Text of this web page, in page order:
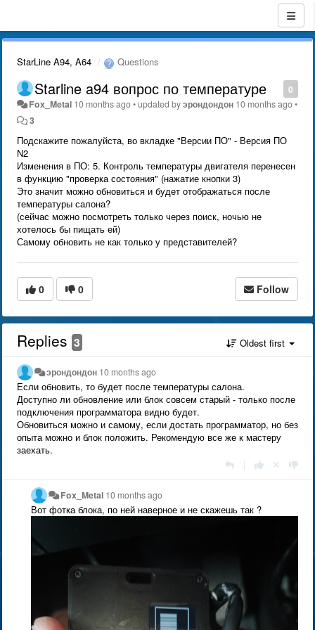
StarLine A94, A64 Questions
0
Starline a94 вопрос по температуре
Fox_Metal 10 months ago•updated byэрондондон 10 months ago•
3
Подскажите пожалуйста, во вкладке "Версии ПО" - Версия ПО
N2
Изменения в ПО: 5. Контроль температуры двигателя перенесен
в функцию "проверка состояния" (нажатие кнопки 3)
Это значит можно обновиться и будет отображаться после
температуры салона?
(сейчас можно посмотреть только через поиск, ночью не
хотелось бы пищать ей)
Самому обновить не как только у представителей?
0 0 Follow
Replies 3 Oldest first
эрондондон 10 months ago
Если обновить, то будет после температуры салона.
Доступно ли обновление или блок совсем старый - только после
подключения программатора видно будет.
Обновиться можно и самому, если достать программатор, но без
опыта можно и блок положить. Рекомендую все же к мастеру
заехать.
Fox_Metal 10 months ago
Вот фотка блока, по ней наверное и не скажешь так ?